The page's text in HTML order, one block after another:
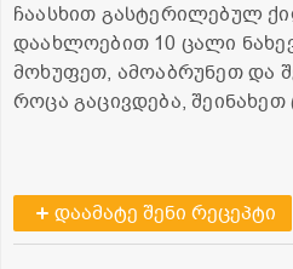
ჩაასხით გასტერილებულ
დაახლოებით 10 ცალი
მოხუფეთ, ამოაბრუნეთ და
როცა გაცივდება,
დაამატე შენი რეცეპტი